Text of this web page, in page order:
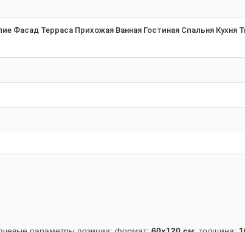
Терраса Прихожая Ванная Гостиная Спальня Кухня